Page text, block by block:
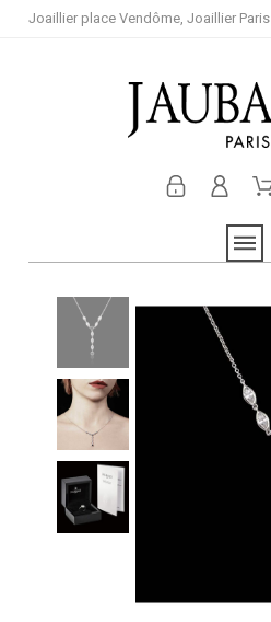
Joaillier place Vendôme, Joaillier Paris